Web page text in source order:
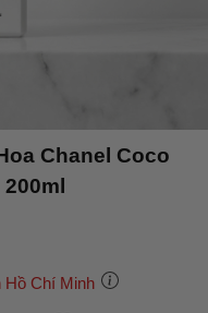
Chanel Coco
Hồ Chí Minh